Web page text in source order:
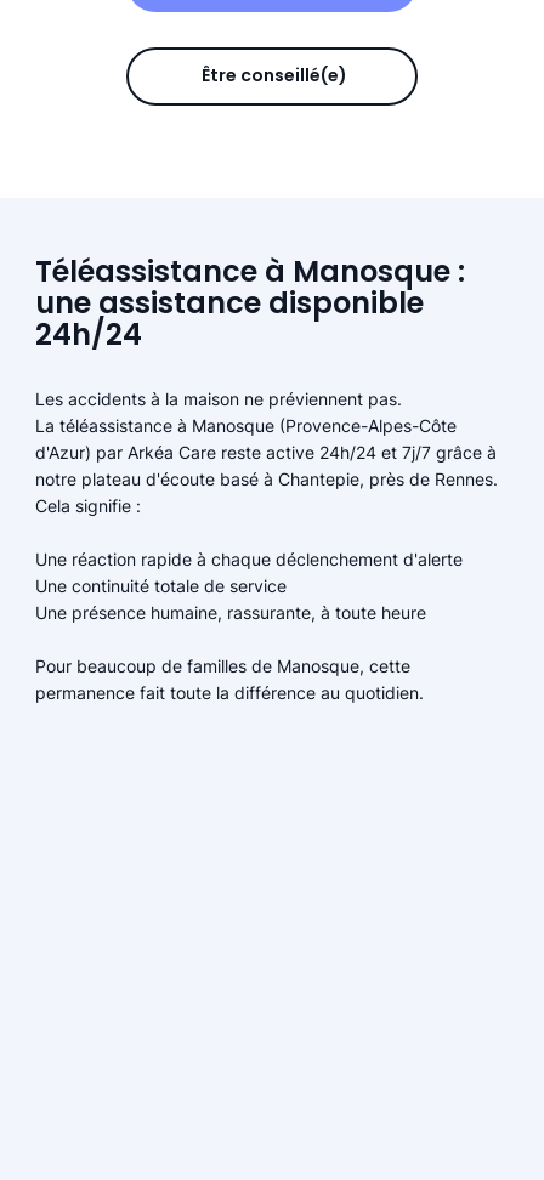
Être conseillé(e)
Téléassistance à Manosque :
une assistance disponible
24h/24
Les accidents à la maison ne préviennent pas.
La téléassistance à Manosque (Provence-Alpes-Côte
d'Azur) par Arkéa Care reste active 24h/24 et 7j/7 grâce à
notre plateau d'écoute basé à Chantepie, près de Rennes.
Cela signifie :
Une réaction rapide à chaque déclenchement d'alerte
Une continuité totale de service
Une présence humaine, rassurante, à toute heure
Pour beaucoup de familles de Manosque, cette
permanence fait toute la différence au quotidien.